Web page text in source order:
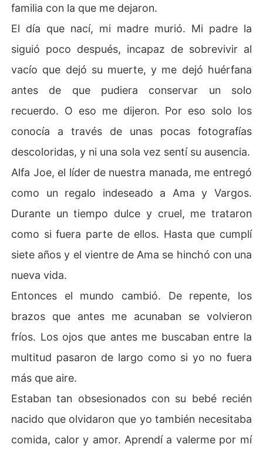
Narine tuvo que decidir si seguiría huyendo para sobre
vivir o si lucharía, por fin, como la reina que siempre est
uvo destinada a ser.
Una historia para quienes creen que incluso un alma de
strozada por el dolor puede recuperarse, luchar por sí
misma y encontrar la redención sin dejar de amar.
familia con la que me dejaron.
El día que nací, mi madre murió. Mi padre la
siguió poco después, incapaz de sobrevivir al
vacío que dejó su muerte, y me dejó huérfana
antes de que pudiera conservar un solo
recuerdo. O eso me dijeron. Por eso solo los
conocía a través de unas pocas fotografías
descoloridas, y ni una sola vez sentí su ausencia.
Alfa Joe, el líder de nuestra manada, me entregó
como un regalo indeseado a Ama y Vargos.
Durante un tiempo dulce y cruel, me trataron
como si fuera parte de ellos. Hasta que cumplí
siete años y el vientre de Ama se hinchó con una
nueva vida.
Entonces el mundo cambió. De repente, los
brazos que antes me acunaban se volvieron
fríos. Los ojos que antes me buscaban entre la
multitud pasaron de largo como si yo no fuera
más que aire.
Estaban tan obsesionados con su bebé recién
nacido que olvidaron que yo también necesitaba
comida, calor y amor. Aprendí a valerme por mí